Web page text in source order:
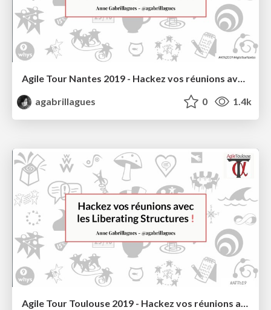
Agile Tour Nantes 2019 - Hackez vos réunions avec les Liberating Structures
agabrillagues
0 1.4k
Agile Tour Toulouse 2019 - Hackez vos réunions avec les Liberating Structures